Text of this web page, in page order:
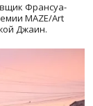
Франсуа-
MAZE/Art
Джаин.